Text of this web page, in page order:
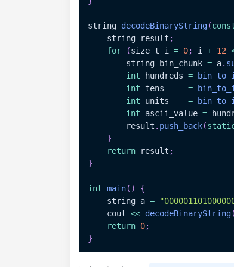
string decodeBinaryString(
    string result
;
for
(size_t i = 0; i + 12
        string bin_chunk
= a.
int hundreds =
int tens =
int units =
int ascii_value =
        result
. push_back(
}
return result ;
}
int main( )
{
    string a
=
    cout
<< decodeBinaryString(
return 0;
}